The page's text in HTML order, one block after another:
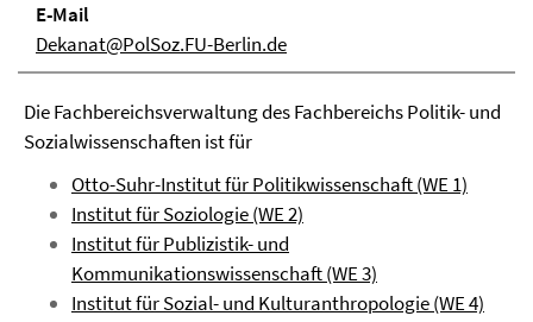
E-Mail
Dekanat@PolSoz.FU-Berlin.de
Die Fachbereichsverwaltung des Fachbereichs Politik- und
Sozialwissenschaften ist für
Otto-Suhr-Institut für Politikwissenschaft (WE 1)
Institut für Soziologie (WE 2)
Institut für Publizistik- und
Kommunikationswissenschaft (WE 3)
Institut für Sozial- und Kulturanthropologie (WE 4)